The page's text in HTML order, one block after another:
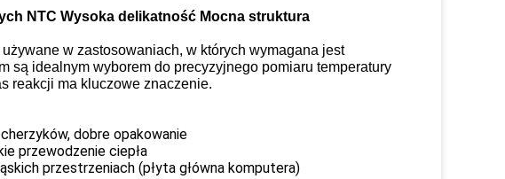
NTC Wysoka delikatność Mocna struktura
w zastosowaniach, w których wymagana jest
są idealnym wyborem do precyzyjnego pomiaru temperatury
reakcji ma kluczowe znaczenie.
dobre opakowanie
przewodzenie ciepła
przestrzeniach (płyta główna komputera)